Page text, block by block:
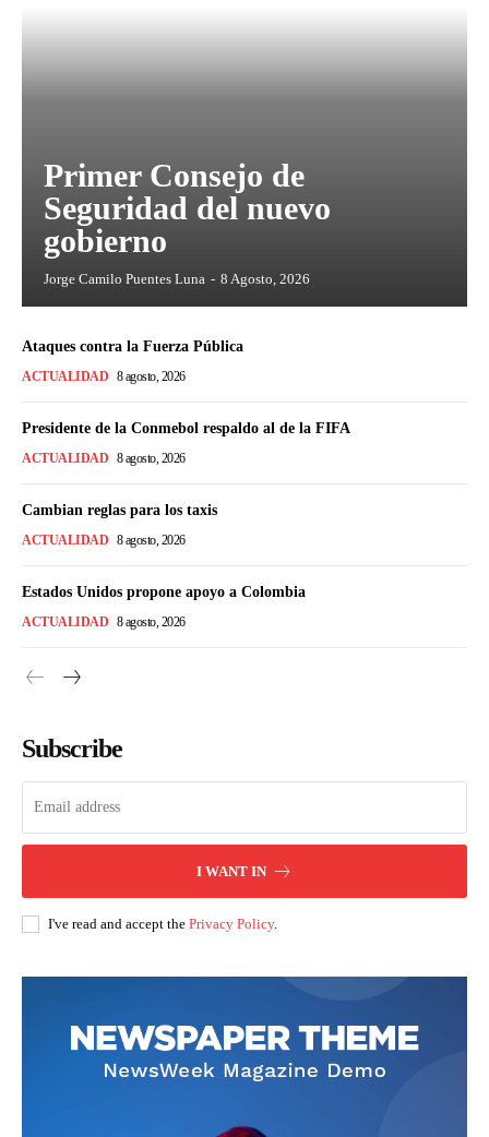
Primer Consejo de
Seguridad del nuevo
gobierno
Jorge Camilo Puentes Luna - 8 Agosto, 2026
Ataques contra la Fuerza Pública
ACTUALIDAD 8 agosto, 2026
Presidente de la Conmebol respaldo al de la FIFA
ACTUALIDAD 8 agosto, 2026
Cambian reglas para los taxis
ACTUALIDAD 8 agosto, 2026
Estados Unidos propone apoyo a Colombia
ACTUALIDAD 8 agosto, 2026
Subscribe
I WANT IN
I've read and accept the Privacy Policy.